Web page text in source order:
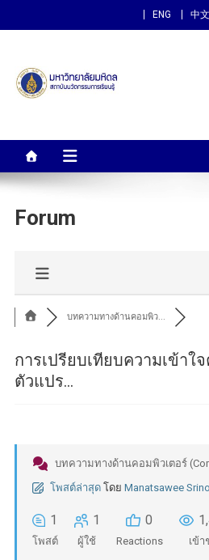
ENG 中文
สถาบันนวัตกรร
Forum
บทความทางด้านคอมพิว...
การเปรียบเทียบความเข้าใ
ตัวแปร...
บทความทางด้านคอมพิวเตอร์
โพสต์ล่าสุด โดย Manatsawee
1
โพสต์
1
ผู้ใช้
0
Reactions เข้า